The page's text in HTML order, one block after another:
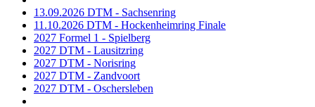
13.09.2026 DTM - Sachsenring
11.10.2026 DTM - Hockenheimring Finale
2027 Formel 1 - Spielberg
2027 DTM - Lausitzring
2027 DTM - Norisring
2027 DTM - Zandvoort
2027 DTM - Oschersleben